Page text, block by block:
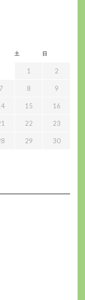
土 日
1 2
7 8 9
15 16
22 23
29 30